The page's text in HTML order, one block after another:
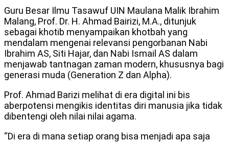
Guru Besar Ilmu Tasawuf UIN Maulana Malik Ibrahim
Malang, Prof. Dr. H. Ahmad Bairizi, M.A., ditunjuk
sebagai khotib menyampaikan khotbah yang
mendalam mengenai relevansi pengorbanan Nabi
Ibrahim AS, Siti Hajar, dan Nabi Ismail AS dalam
menjawab tantnagan zaman modern, khususnya bagi
generasi muda (Generation Z dan Alpha).
Prof. Ahmad Barizi melihat di era digital ini bis
aberpotensi mengikis identitas diri manusia jika tidak
dibentengi oleh nilai nilai agama.
“Di era di mana setiap orang bisa menjadi apa saja